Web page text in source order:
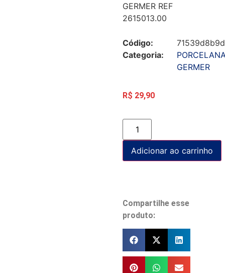
GERMER REF
2615013.00
Código:
Categoria:
GERMER
R$ 29,90
Adicionar ao carrinho
Compartilhe esse
produto: